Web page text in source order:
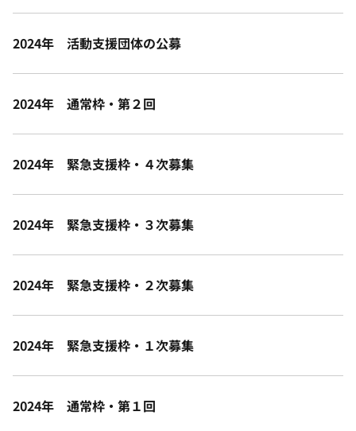
2024年 活動支援団体の公募
2024年 通常枠・第２回
2024年 緊急支援枠・４次募集
2024年 緊急支援枠・３次募集
2024年 緊急支援枠・２次募集
2024年 緊急支援枠・１次募集
2024年 通常枠・第１回